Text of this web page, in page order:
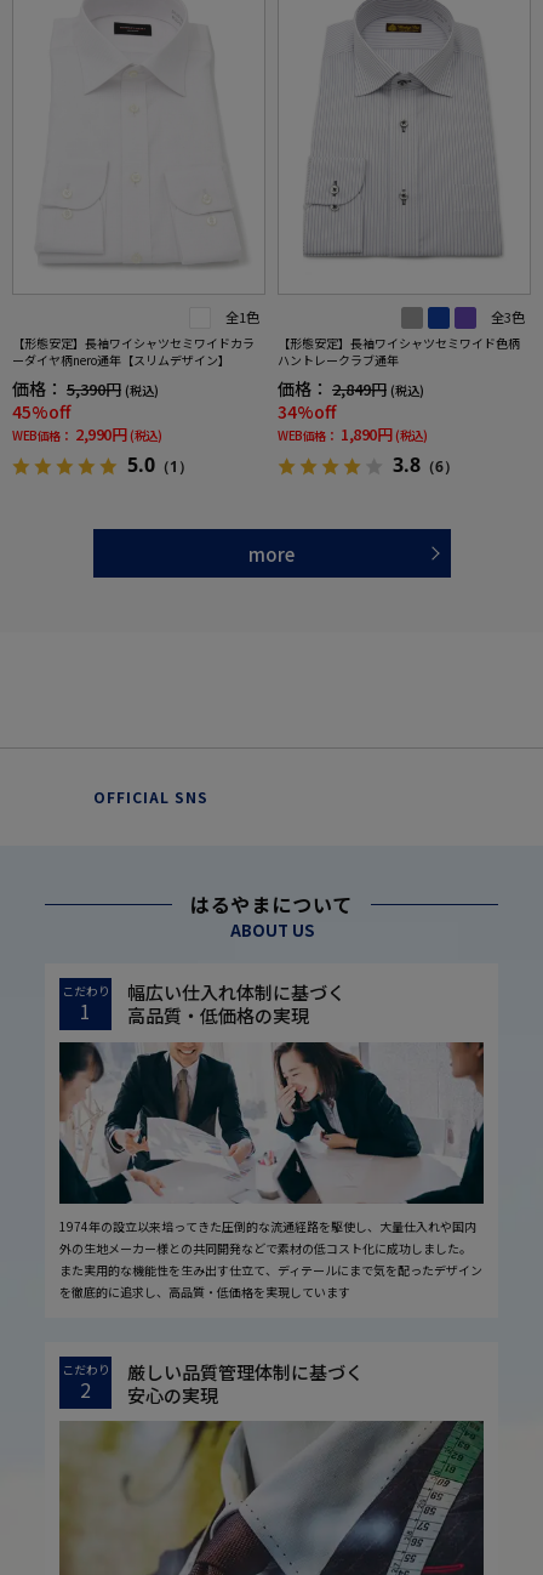
全1色
【形態安定】長袖ワイシャツセミワイドカラ
ーダイヤ柄nero通年【スリムデザイン】
価格： 5,390円 (税込)
45%off
WEB価格： 2,990円 (税込)
5.0 （1）
全3色
【形態安定】長袖ワイシャツセミワイド色柄
ハントレークラブ通年
価格： 2,849円 (税込)
34%off
WEB価格： 1,890円 (税込)
3.8 （6）
more
OFFICIAL SNS
はるやまについて
ABOUT US
こだわり
1
幅広い仕入れ体制に基づく
高品質・低価格の実現
1974年の設立以来培ってきた圧倒的な流通経路を駆使し、大量仕入れや国内
外の生地メーカー様との共同開発などで素材の低コスト化に成功しました。
また実用的な機能性を生み出す仕立て、ディテールにまで気を配ったデザイン
を徹底的に追求し、高品質・低価格を実現しています
こだわり
2
厳しい品質管理体制に基づく
安心の実現